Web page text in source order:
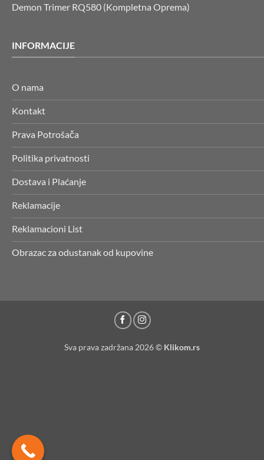
Demon Trimer RQ580 (Kompletna Oprema)
INFORMACIJE
O nama
Kontakt
Prava Potrošača
Politika privatnosti
Dostava i Plaćanje
Reklamacije
Reklamacioni List
Obrazac za odustanak od kupovine
Sva prava zadržana 2026 © Klikom.rs